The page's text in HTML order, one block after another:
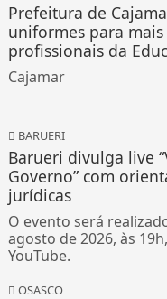
Prefeitura de
uniformes para mais
profissionais da
Cajamar
BARUERI
Barueri divulga live
Governo” com
jurídicas
O evento será
agosto de 2026, às
YouTube.
OSASCO